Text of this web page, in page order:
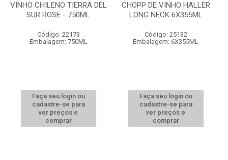
VINHO CHILENO TIERRA DEL
SUR ROSE - 750ML
Código: 22173
Embalagem: 750ML
Faça seu login ou
cadastre-se para
ver preços e
comprar
CHOPP DE VINHO HALLER
LONG NECK 6X355ML
Código: 25132
Embalagem: 6X355ML
Faça seu login ou
cadastre-se para
ver preços e
comprar